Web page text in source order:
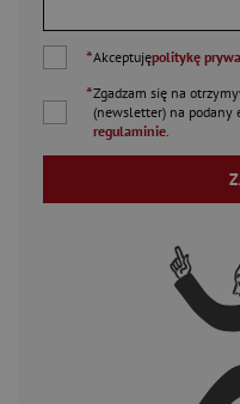
*Akceptujępolitykę
*Zgadzam się na
(newsletter) na podany
regulaminie.